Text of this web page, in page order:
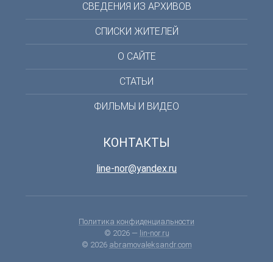
СВЕДЕНИЯ ИЗ АРХИВОВ
СПИСКИ ЖИТЕЛЕЙ
О САЙТЕ
СТАТЬИ
ФИЛЬМЫ И ВИДЕО
КОНТАКТЫ
line-nor@yandex.ru
Политика конфиденциальности
© 2026 — lin-nor.ru
© 2026 abramovaleksandr.com